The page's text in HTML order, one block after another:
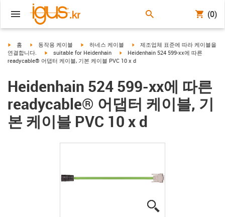
(0)
igus-icon-arrow-right
홈 igus-icon-arrow-right
동작용 케이블 igus-icon-arrow-right
하네스 케이블 igus-icon-arrow-right
제조업체 표준에 따라 케이블을
연결합니다.
igus-icon-arrow-right
suitable for Heidenhain igus-icon-arrow-right
Heidenhain 524 599-xx에 따른
readycable® 어댑터 케이블, 기본 케이블 PVC 10 x d
Heidenhain 524 599-xx에 따른
readycable® 어댑터 케이블, 기
본 케이블 PVC 10 x d